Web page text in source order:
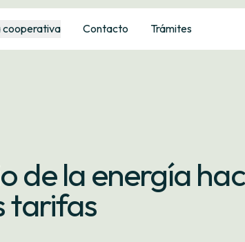
cooperativa Contacto Trámites
de la energía
tarifas